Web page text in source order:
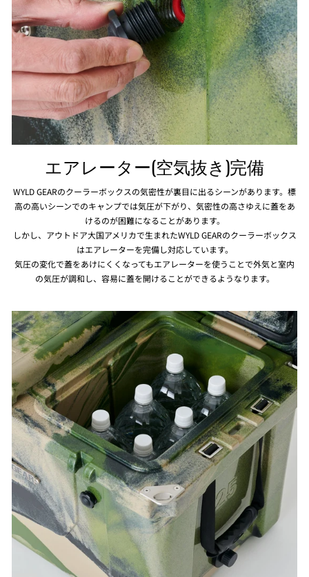
エアレーター(空気抜き)完備
WYLD GEARのクーラーボックスの気密性が裏目に出るシーンがあります。標
高の高いシーンでのキャンプでは気圧が下がり、気密性の高さゆえに蓋をあ
けるのが困難になることがあります。
しかし、アウトドア大国アメリカで生まれたWYLD GEARのクーラーボックス
はエアレーターを完備し対応しています。
気圧の変化で蓋をあけにくくなってもエアレーターを使うことで外気と室内
の気圧が調和し、容易に蓋を開けることができるようなります。